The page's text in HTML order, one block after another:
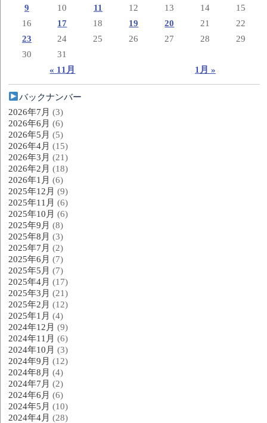
« 11月 1月 »
9
10 11 12 13 14
15
16
17 18 19 20 21
22
23
24 25 26 27 28
29
30
31
バックナンバー
2026年7月 (3)
2026年6月 (6)
2026年5月 (5)
2026年4月 (15)
2026年3月 (21)
2026年2月 (18)
2026年1月 (6)
2025年12月 (9)
2025年11月 (6)
2025年10月 (6)
2025年9月 (8)
2025年8月 (3)
2025年7月 (2)
2025年6月 (7)
2025年5月 (7)
2025年4月 (17)
2025年3月 (21)
2025年2月 (12)
2025年1月 (4)
2024年12月 (9)
2024年11月 (6)
2024年10月 (3)
2024年9月 (12)
2024年8月 (4)
2024年7月 (2)
2024年6月 (6)
2024年5月 (10)
2024年4月 (28)